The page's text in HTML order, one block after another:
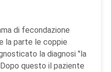
di fecondazione
la parte le coppie
la diagnosi "la
questo il paziente